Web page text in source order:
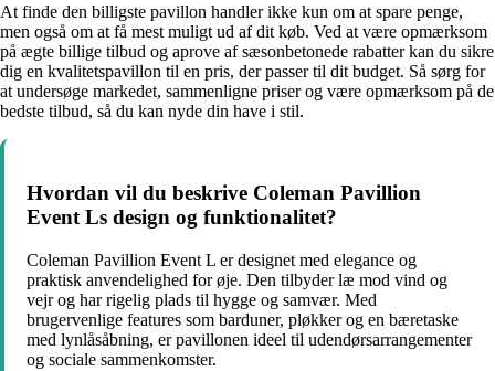
At finde den billigste pavillon handler ikke kun om at spare penge,
men også om at få mest muligt ud af dit køb. Ved at være opmærksom
på ægte billige tilbud og aprove af sæsonbetonede rabatter kan du sikre
dig en kvalitetspavillon til en pris, der passer til dit budget. Så sørg for
at undersøge markedet, sammenligne priser og være opmærksom på de
bedste tilbud, så du kan nyde din have i stil.
Hvordan vil du beskrive Coleman Pavillion
Event Ls design og funktionalitet?
Coleman Pavillion Event L er designet med elegance og
praktisk anvendelighed for øje. Den tilbyder læ mod vind og
vejr og har rigelig plads til hygge og samvær. Med
brugervenlige features som barduner, pløkker og en bæretaske
med lynlåsåbning, er pavillonen ideel til udendørsarrangementer
og sociale sammenkomster.